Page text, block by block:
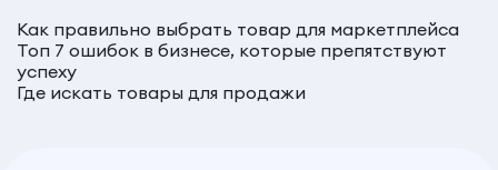
Как правильно выбрать товар для маркетплейса
Топ 7 ошибок в бизнесе, которые препятствуют
успеху
Где искать товары для продажи